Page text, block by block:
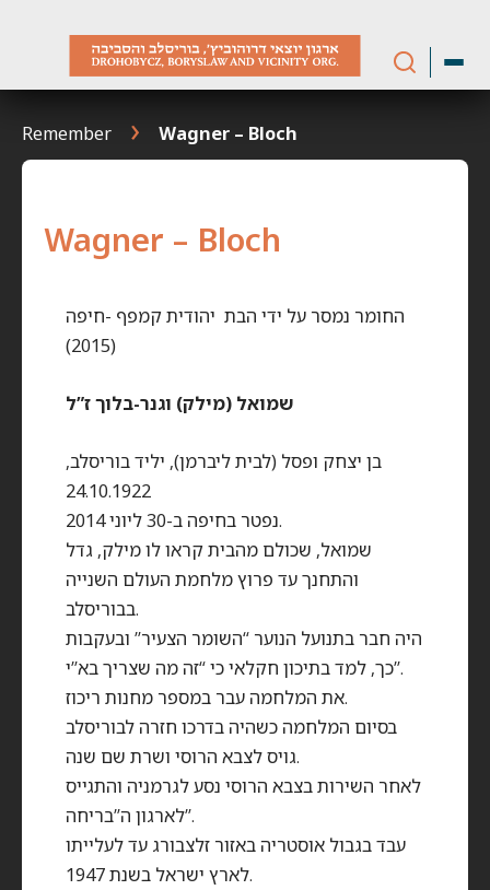
Remember Wagner – Bloch
Wagner – Bloch
החומר נמסר על ידי הבת יהודית קמפף -חיפה
(2015)
שמואל (מילק) וגנר-בלוך ז”ל
בן יצחק ופסל (לבית ליברמן), יליד בוריסלב,
24.10.1922
נפטר בחיפה ב-30 ליוני 2014.
שמואל, שכולם מהבית קראו לו מילק, גדל
והתחנך עד פרוץ מלחמת העולם השנייה
בבוריסלב.
היה חבר בתנועל הנוער “השומר הצעיר” ובעקבות
כך, למד בתיכון חקלאי כי “זה מה שצריך בא”י”.
את המלחמה עבר במספר מחנות ריכוז.
בסיום המלחמה כשהיה בדרכו חזרה לבוריסלב
גויס לצבא הרוסי ושרת שם שנה.
לאחר השירות בצבא הרוסי נסע לגרמניה והתגייס
לארגון ה”בריחה”.
עבד בגבול אוסטריה באזור זלצבורג עד לעלייתו
לארץ ישראל בשנת 1947.